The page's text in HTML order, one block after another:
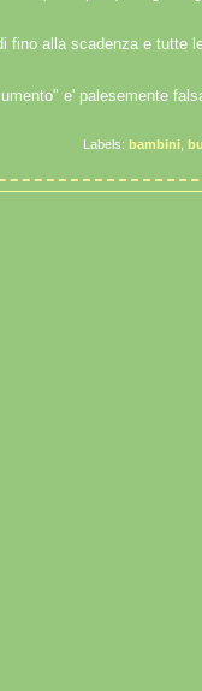
alla scadenza e tutte
e' palesemente
Labels: bambini